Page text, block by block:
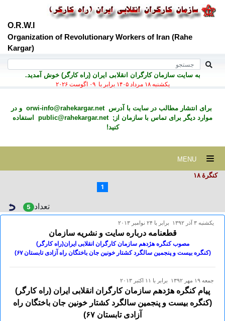
O.R.W.I
Organization of Revolutionary Workers of Iran (Rahe
Kargar)
به سايت سازمان کارگران انقلابی ايران (راه کارگر) خوش آمديد.
يكشنبه ۱۸ مرداد ۱۴۰۵ برابر با ۰۹ اگوست ۲۰۲۶
برای انتشار مطالب در سايت با آدرسorwi-info@rahekargar.net و در
موارد ديگر برای تماس با سازمان از;public@rahekargar.net
استفاده
کنید!
کنگرۀ ۱۸
1
تعداد 5
يكشنبه ۳ آذر ۱۳۹۲ برابر با ۲۴ نوامبر ۲۰۱۳
قطعنامه درباره سایت و نشریه سازمان
مصوب کنگره هژدهم سازمان کارگران انقلابی ایران(راه کارگر)
(کنگره بیست و پنجمین سالگرد کشتار خونین جان باختگان راه آزادی تابستان ۶۷)
جمعه ۱۹ مهر ۱۳۹۲ برابر با ۱۱ اکتبر ۲۰۱۳
پیام کنگره هژدهم سازمان کارگران انقلابی ایران (راه کارگر)
(کنگره بیست و پنجمین سالگرد کشتار خونین جان باختگان راه
آزادی تابستان ۶۷)